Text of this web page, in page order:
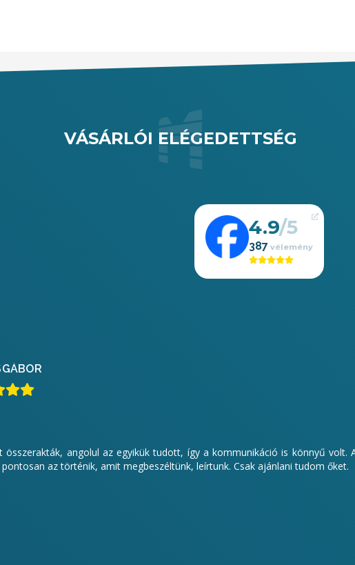
VÁSÁRLÓI ELÉGEDETTSÉG
4.9
387
GÁBOR
összerakták, angolul az egyikük tudott, így a kommunikáció is könnyű
az történik, amit megbeszéltünk, leírtunk. Csak ajánlani tudom őket.